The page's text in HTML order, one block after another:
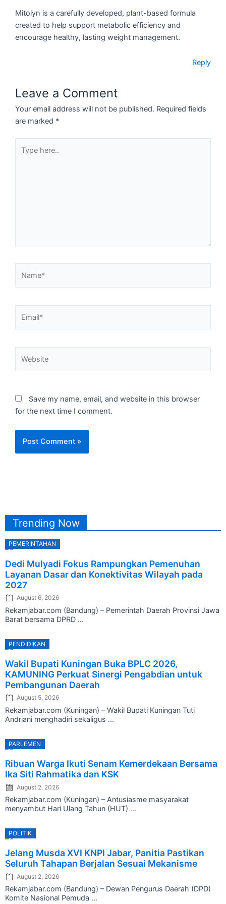
Mitolyn is a carefully developed, plant-based formula
created to help support metabolic efficiency and
encourage healthy, lasting weight management.
Reply
Leave a Comment
Your email address will not be published. Required fields
are marked *
here..
Save my name, email, and website in this browser
for the next time I comment.
Trending Now
PEMERINTAHAN
Dedi Mulyadi Fokus Rampungkan Pemenuhan
Layanan Dasar dan Konektivitas Wilayah pada
2027
on
August 6, 2026
Rekamjabar.com (Bandung) – Pemerintah Daerah Provinsi Jawa
Barat bersama DPRD ...
PENDIDIKAN
Wakil Bupati Kuningan Buka BPLC 2026,
KAMUNING Perkuat Sinergi Pengabdian untuk
Pembangunan Daerah
on
August 5, 2026
Rekamjabar.com (Kuningan) – Wakil Bupati Kuningan Tuti
Andriani menghadiri sekaligus ...
PARLEMEN
Ribuan Warga Ikuti Senam Kemerdekaan Bersama
Ika Siti Rahmatika dan KSK
on
August 2, 2026
Rekamjabar.com (Kuningan) – Antusiasme masyarakat
menyambut Hari Ulang Tahun (HUT) ...
POLITIK
Jelang Musda XVI KNPI Jabar, Panitia Pastikan
Seluruh Tahapan Berjalan Sesuai Mekanisme
on
August 2, 2026
Rekamjabar.com (Bandung) – Dewan Pengurus Daerah (DPD)
Komite Nasional Pemuda ...